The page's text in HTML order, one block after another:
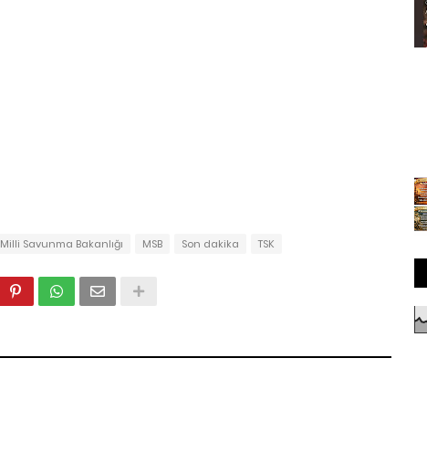
Milli Savunma Bakanlığı MSB Son dakika TSK